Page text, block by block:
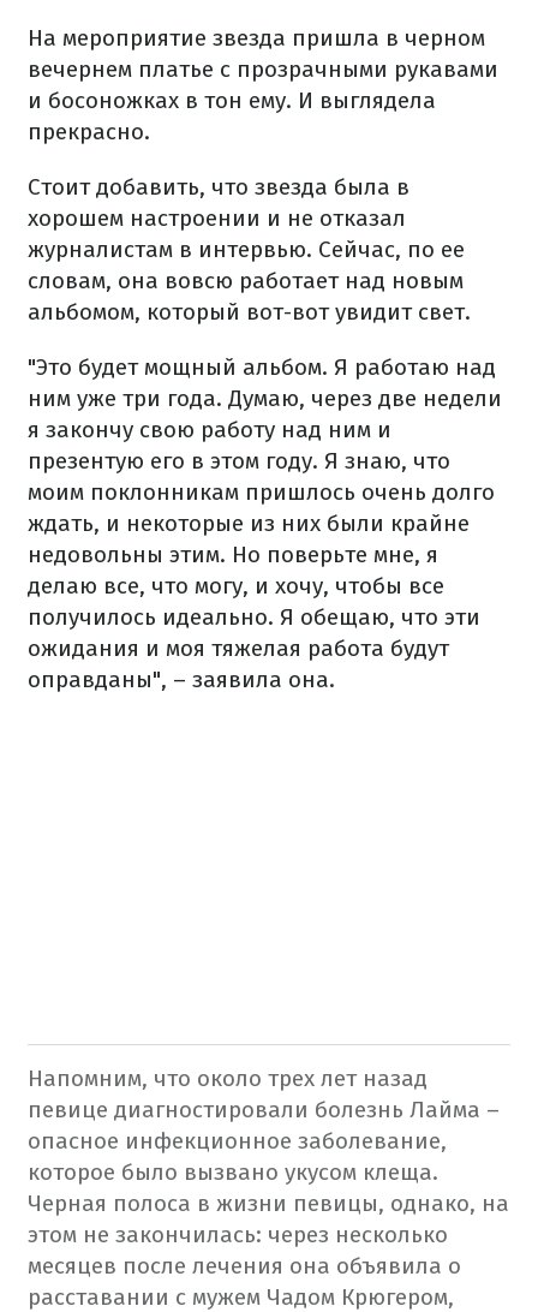
На мероприятие звезда пришла в черном
вечернем платье с прозрачными рукавами
и босоножках в тон ему. И выглядела
прекрасно.
Стоит добавить, что звезда была в
хорошем настроении и не отказал
журналистам в интервью. Сейчас, по ее
словам, она вовсю работает над новым
альбомом, который вот-вот увидит свет.
"Это будет мощный альбом. Я работаю над
ним уже три года. Думаю, через две недели
я закончу свою работу над ним и
презентую его в этом году. Я знаю, что
моим поклонникам пришлось очень долго
ждать, и некоторые из них были крайне
недовольны этим. Но поверьте мне, я
делаю все, что могу, и хочу, чтобы все
получилось идеально. Я обещаю, что эти
ожидания и моя тяжелая работа будут
оправданы", – заявила она.
Напомним, что около трех лет назад
певице диагностировали болезнь Лайма –
опасное инфекционное заболевание,
которое было вызвано укусом клеща.
Черная полоса в жизни певицы, однако, на
этом не закончилась: через несколько
месяцев после лечения она объявила о
расставании с мужем Чадом Крюгером,